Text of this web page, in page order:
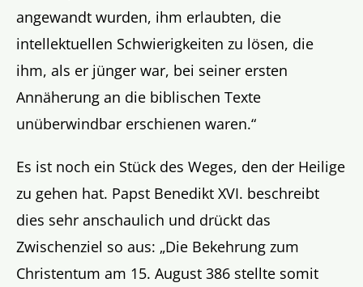
angewandt wurden, ihm erlaubten, die
intellektuellen Schwierigkeiten zu lösen, die
ihm, als er jünger war, bei seiner ersten
Annäherung an die biblischen Texte
unüberwindbar erschienen waren.“
Es ist noch ein Stück des Weges, den der Heilige
zu gehen hat. Papst Benedikt XVI. beschreibt
dies sehr anschaulich und drückt das
Zwischenziel so aus: „Die Bekehrung zum
Christentum am 15. August 386 stellte somit